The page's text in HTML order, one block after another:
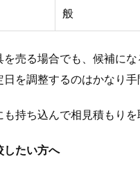
般
を売る場合でも、候補に
を調整するのはかなり手
持ち込んで相見積もり
したい方へ